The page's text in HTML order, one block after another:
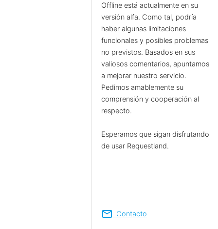
Offline está actualmente en su
versión alfa. Como tal, podría
haber algunas limitaciones
funcionales y posibles problemas
no previstos. Basados en sus
valiosos comentarios, apuntamos
a mejorar nuestro servicio.
Pedimos amablemente su
comprensión y cooperación al
respecto.
Esperamos que sigan disfrutando
de usar Requestland.
mail Contacto